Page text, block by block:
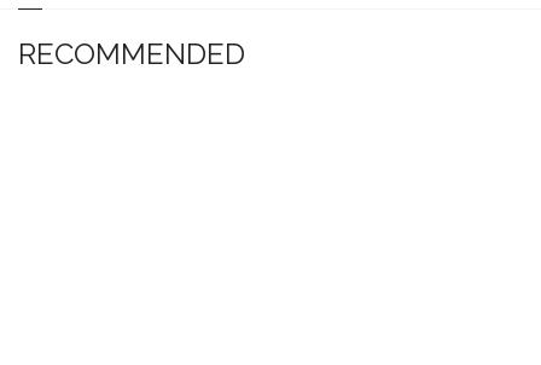
RECOMMENDED